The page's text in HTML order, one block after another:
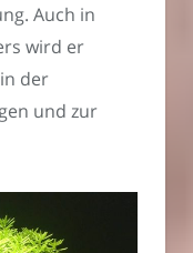
Auch in
wird er
der
und zur